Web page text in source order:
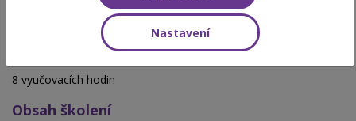
Číslo akreditace
A2026/0621-SP/PC/VP
8 vyučovacích hodin
Obsah školení
Nastavení